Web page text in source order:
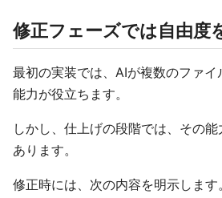
修正フェーズでは自由度
最初の実装では、AIが複数のファイ
能力が役立ちます。
しかし、仕上げの段階では、その
あります。
修正時には、次の内容を明示します。